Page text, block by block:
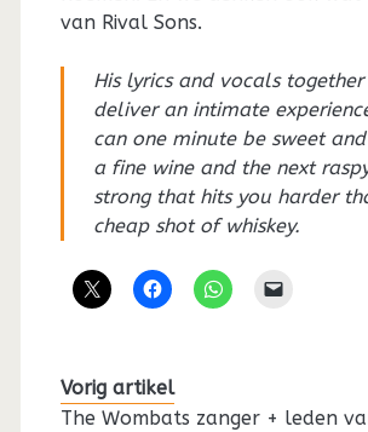
van Rival Sons.
His lyrics and vocals together
deliver an intimate
can one minute be sweet
a fine wine and the next
strong that hits you harder
cheap shot of whiskey.
Vorig artikel
The Wombats zanger + leden